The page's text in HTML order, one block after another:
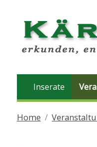
Inserate
Home